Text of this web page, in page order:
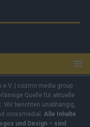
| cozmo media group
Quelle für aktuelle
Wir berichten unabhängig,
crossmedial. Alle Inhalte
und Design – sind